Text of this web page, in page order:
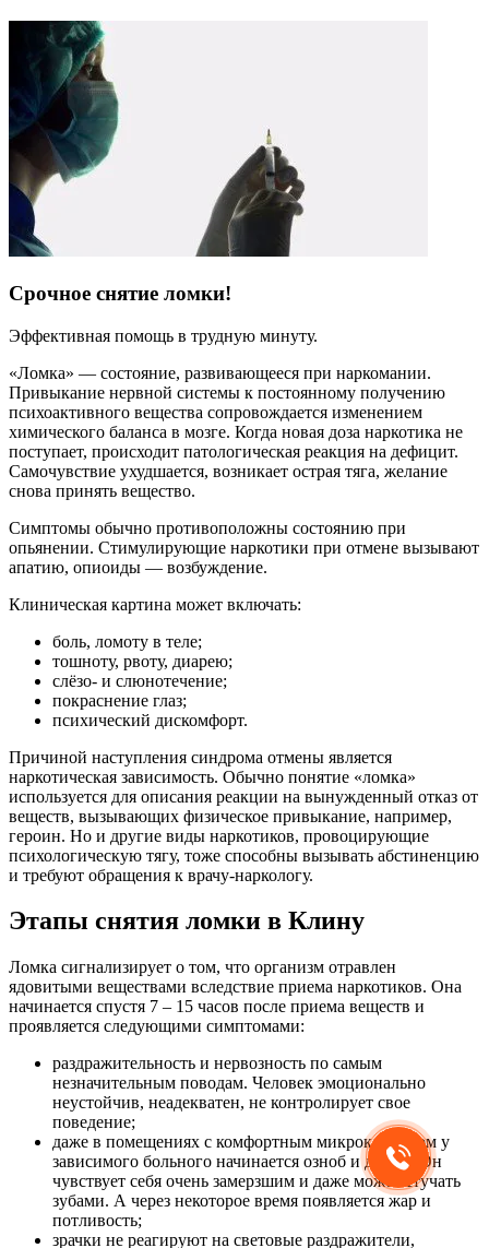
Срочное снятие ломки!
Эффективная помощь в трудную минуту.
«Ломка» — состояние, развивающееся при наркомании.
Привыкание нервной системы к постоянному получению
психоактивного вещества сопровождается изменением
химического баланса в мозге. Когда новая доза наркотика не
поступает, происходит патологическая реакция на дефицит.
Самочувствие ухудшается, возникает острая тяга, желание
снова принять вещество.
Симптомы обычно противоположны состоянию при
опьянении. Стимулирующие наркотики при отмене вызывают
апатию, опиоиды — возбуждение.
Клиническая картина может включать:
боль, ломоту в теле;
тошноту, рвоту, диарею;
слёзо- и слюнотечение;
покраснение глаз;
психический дискомфорт.
Причиной наступления синдрома отмены является
наркотическая зависимость. Обычно понятие «ломка»
используется для описания реакции на вынужденный отказ от
веществ, вызывающих физическое привыкание, например,
героин. Но и другие виды наркотиков, провоцирующие
психологическую тягу, тоже способны вызывать абстиненцию
и требуют обращения к врачу-наркологу.
Этапы снятия ломки в Клину
Ломка сигнализирует о том, что организм отравлен
ядовитыми веществами вследствие приема наркотиков. Она
начинается спустя 7 – 15 часов после приема веществ и
проявляется следующими симптомами:
раздражительность и нервозность по самым
незначительным поводам. Человек эмоционально
неустойчив, неадекватен, не контролирует свое
поведение;
даже в помещениях с комфортным микроклиматом у
зависимого больного начинается озноб и дрожь. Он
чувствует себя очень замерзшим и даже может стучать
зубами. А через некоторое время появляется жар и
потливость;
зрачки не реагируют на световые раздражители,